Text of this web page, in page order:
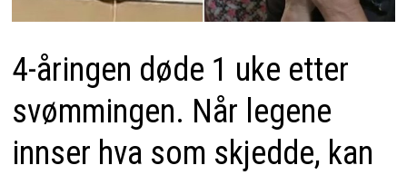
4-åringen døde 1 uke etter
svømmingen. Når legene
innser hva som skjedde, kan